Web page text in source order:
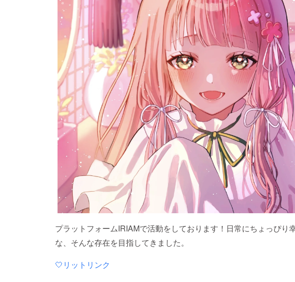
プラットフォームIRIAMで活動をしております！日常にちょっぴり
な、そんな存在を目指してきました。
‎🤍リットリンク